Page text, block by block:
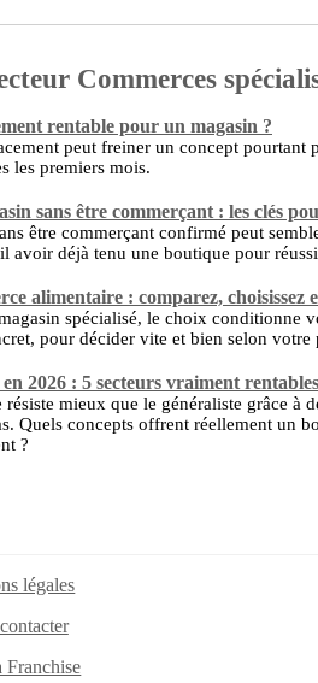
Commerces
rentable pour un magasin ?
peut freiner un concept
les premiers mois.
sans être commerçant : les clés
être commerçant confirmé peut
avoir déjà tenu une boutique pour
alimentaire : comparez, choisissez
spécialisé, le choix conditionne
pour décider vite et bien selon votre
2026 : 5 secteurs vraiment
mieux que le généraliste grâce à
Quels concepts offrent réellement un
?
légales
Franchise